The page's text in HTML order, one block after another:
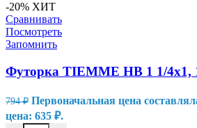
-20% ХИТ
Сравнивать
Посмотреть
Запомнить
Футорка TIEMME НВ 1 1/4х1,
794₽ Первоначальная цена
цена: 635 ₽.